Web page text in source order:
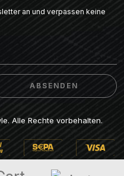
an und verpassen keine
ABSENDEN
ABSENDEN
Alle Rechte vorbehalten.